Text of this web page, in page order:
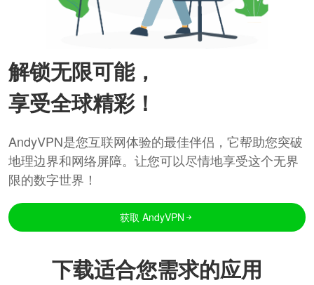
解锁无限可能，
享受全球精彩！
AndyVPN是您互联网体验的最佳伴侣，它帮助您突破
地理边界和网络屏障。让您可以尽情地享受这个无界
限的数字世界！
获取 AndyVPN
下载适合您需求的应用